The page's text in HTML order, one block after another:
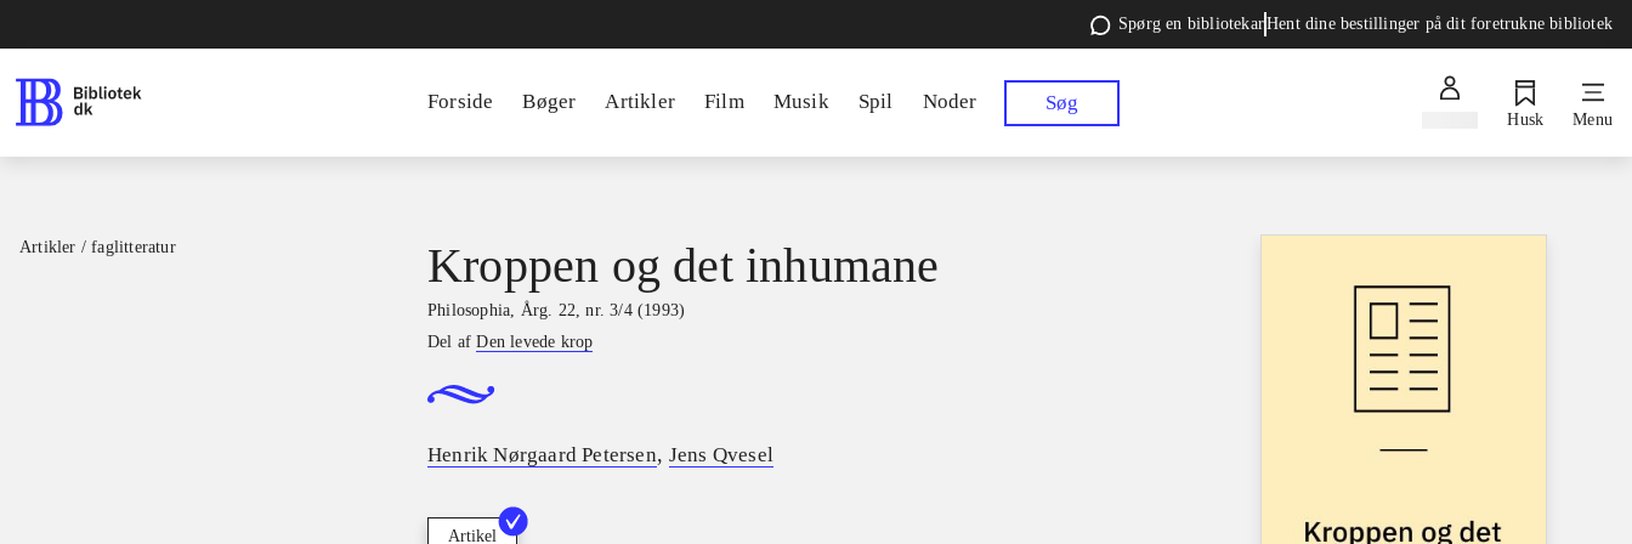
Spørg en bibliotekarHent dine bestillinger på dit foretrukne bibliotek
Forside Bøger Artikler Film Musik Spil Noder Søg
Husk Menu
Artikler / faglitteratur Kroppen og det inhumane
Philosophia, Årg. 22, nr. 3/4 (1993)
Del afDen levede krop
Henrik Nørgaard Petersen, Jens Qvesel
Artikel